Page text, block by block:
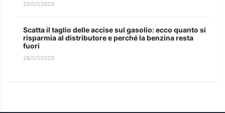
29/07/2026
Scatta il taglio delle accise sul gasolio: ecco quanto si
risparmia al distributore e perché la benzina resta
fuori
28/07/2026